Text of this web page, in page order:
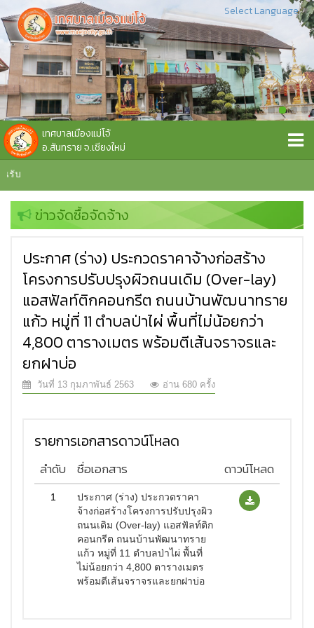
เทศบาลเมืองแม่โจ้
อ.สันทราย จ.เชียงใหม่
รับ
Select Language▼
ข่าวจัดซื้อจัดจ้าง
ประกาศ (ร่าง) ประกวดราคาจ้างก่อสร้าง
โครงการปรับปรุงผิวถนนเดิม (Over-lay)
แอสฟัลท์ติกคอนกรีต ถนนบ้านพัฒนาทราย
แก้ว หมู่ที่ 11 ตำบลป่าไผ่ พื้นที่ไม่น้อยกว่า
4,800 ตารางเมตร พร้อมตีเส้นจราจรและ
ยกฝาบ่อ
วันที่ 13 กุมภาพันธ์ 2563 อ่าน 680 ครั้ง
รายการเอกสารดาวน์โหลด
ลำดับ ชื่อเอกสาร ดาวน์โหลด
1
ประกาศ (ร่าง) ประกวดราคา
จ้างก่อสร้างโครงการปรับปรุงผิว
ถนนเดิม (Over-lay) แอสฟัลท์ติก
คอนกรีต ถนนบ้านพัฒนาทราย
แก้ว หมู่ที่ 11 ตำบลป่าไผ่ พื้นที่
ไม่น้อยกว่า 4,800 ตารางเมตร
พร้อมตีเส้นจราจรและยกฝาบ่อ